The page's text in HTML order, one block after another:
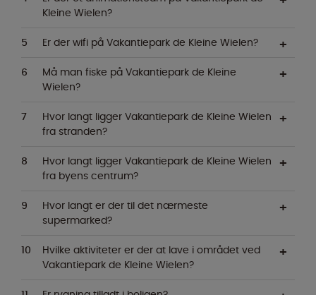
Kleine Wielen?
Er der wifi på Vakantiepark de Kleine Wielen?
Må man fiske på Vakantiepark de Kleine
Wielen?
Hvor langt ligger Vakantiepark de Kleine Wielen
fra stranden?
Hvor langt ligger Vakantiepark de Kleine Wielen
fra byens centrum?
Hvor langt er der til det nærmeste
supermarked?
Hvilke aktiviteter er der at lave i området ved
Vakantiepark de Kleine Wielen?